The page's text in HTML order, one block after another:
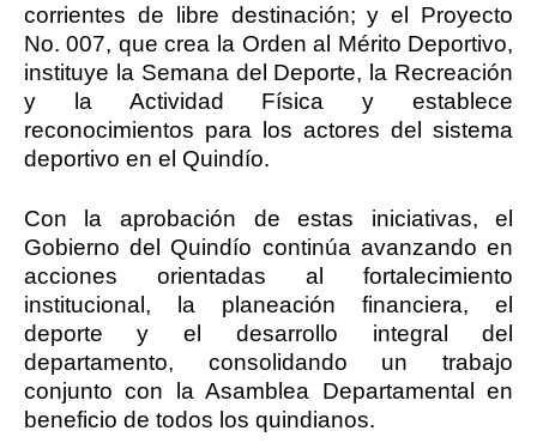
corrientes de libre destinación; y el Proyecto
No. 007, que crea la Orden al Mérito Deportivo,
instituye la Semana del Deporte, la Recreación
y la Actividad Física y establece
reconocimientos para los actores del sistema
deportivo en el Quindío.
Con la aprobación de estas iniciativas, el
Gobierno del Quindío continúa avanzando en
acciones orientadas al fortalecimiento
institucional, la planeación financiera, el
deporte y el desarrollo integral del
departamento, consolidando un trabajo
conjunto con la Asamblea Departamental en
beneficio de todos los quindianos.